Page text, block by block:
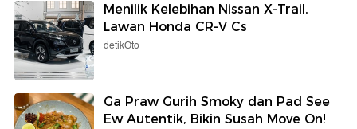
Menilik Kelebihan Nissan X-Trail,
Lawan Honda CR-V Cs
detikOto
Ga Praw Gurih Smoky dan Pad See
Ew Autentik, Bikin Susah Move On!